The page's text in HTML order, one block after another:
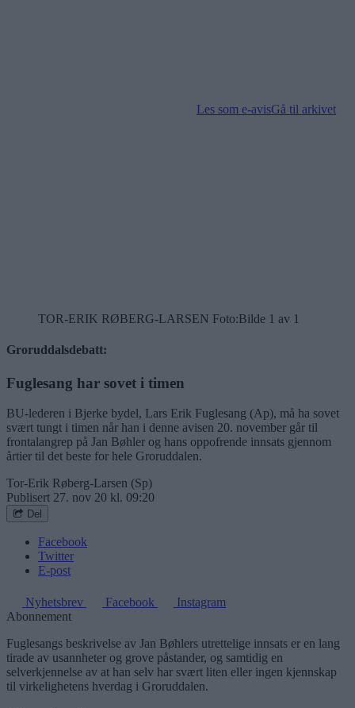
Les som e-avisGå til arkivet
TOR-ERIK RØBERG-LARSEN Foto:Bilde 1 av 1
Groruddalsdebatt:
Fuglesang har sovet i timen
BU-lederen i Bjerke bydel, Lars Erik Fuglesang (Ap), må ha sovet
svært tungt i timen når han i denne avisen 20. november går til
frontalangrep på Jan Bøhler og hans oppofrende innsats gjennom
årtier til det beste for hele Groruddalen.
Tor-Erik Røberg-Larsen (Sp)
Publisert 27. nov 20 kl. 09:20
Del
Facebook
Twitter
E-post
Nyhetsbrev Facebook
Instagram
Abonnement
Fuglesangs beskrivelse av Jan Bøhlers utrettelige innsats er en lang
tirade av usannheter og grove påstander, og samtidig en
selverkjennelse av at han selv har svært liten eller ingen kjennskap
til virkelighetens hverdag i Groruddalen.